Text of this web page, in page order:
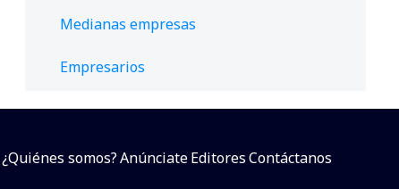
Medianas empresas
Empresarios
¿Quiénes somos?AnúnciateEditoresContáctanos